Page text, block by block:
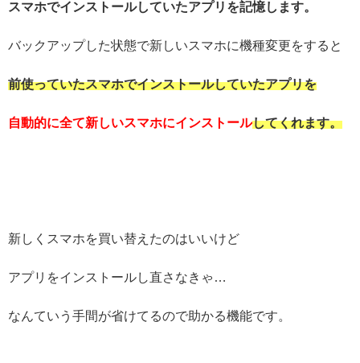
スマホでインストールしていたアプリを記憶します。
バックアップした状態で新しいスマホに機種変更をすると
前使っていたスマホでインストールしていたアプリを
自動的に全て新しいスマホにインストールしてくれます。
新しくスマホを買い替えたのはいいけど
アプリをインストールし直さなきゃ…
なんていう手間が省けてるので助かる機能です。